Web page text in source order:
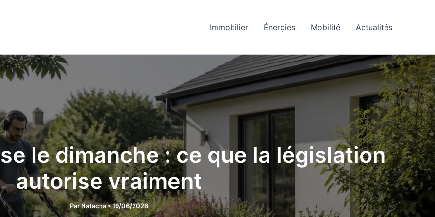
Immobilier Énergies Mobilité Actualités
le dimanche : ce que la législation
autorise vraiment
ParNatacha•19/06/2026